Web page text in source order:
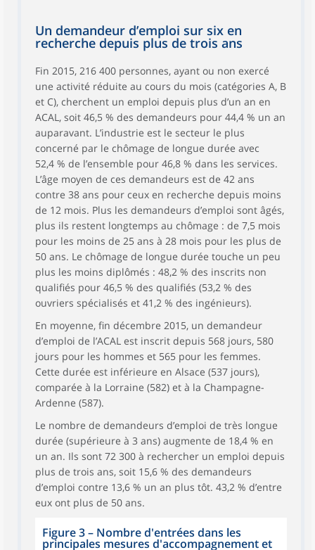
Un demandeur d’emploi sur six en
recherche depuis plus de trois ans
Fin 2015, 216 400 personnes, ayant ou non exercé
une activité réduite au cours du mois (catégories A, B
et C), cherchent un emploi depuis plus d’un an en
ACAL, soit 46,5 % des demandeurs pour 44,4 % un an
auparavant. L’industrie est le secteur le plus
concerné par le chômage de longue durée avec
52,4 % de l’ensemble pour 46,8 % dans les services.
L’âge moyen de ces demandeurs est de 42 ans
contre 38 ans pour ceux en recherche depuis moins
de 12 mois. Plus les demandeurs d’emploi sont âgés,
plus ils restent longtemps au chômage : de 7,5 mois
pour les moins de 25 ans à 28 mois pour les plus de
50 ans. Le chômage de longue durée touche un peu
plus les moins diplômés : 48,2 % des inscrits non
qualifiés pour 46,5 % des qualifiés (53,2 % des
ouvriers spécialisés et 41,2 % des ingénieurs).
En moyenne, fin décembre 2015, un demandeur
d’emploi de l’ACAL est inscrit depuis 568 jours, 580
jours pour les hommes et 565 pour les femmes.
Cette durée est inférieure en Alsace (537 jours),
comparée à la Lorraine (582) et à la Champagne-
Ardenne (587).
Le nombre de demandeurs d’emploi de très longue
durée (supérieure à 3 ans) augmente de 18,4 % en
un an. Ils sont 72 300 à rechercher un emploi depuis
plus de trois ans, soit 15,6 % des demandeurs
d’emploi contre 13,6 % un an plus tôt. 43,2 % d’entre
eux ont plus de 50 ans.
Figure 3– Nombre d'entrées dans les
principales mesures d'accompagnement et